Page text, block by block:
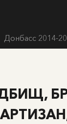
Донбасс 2014-